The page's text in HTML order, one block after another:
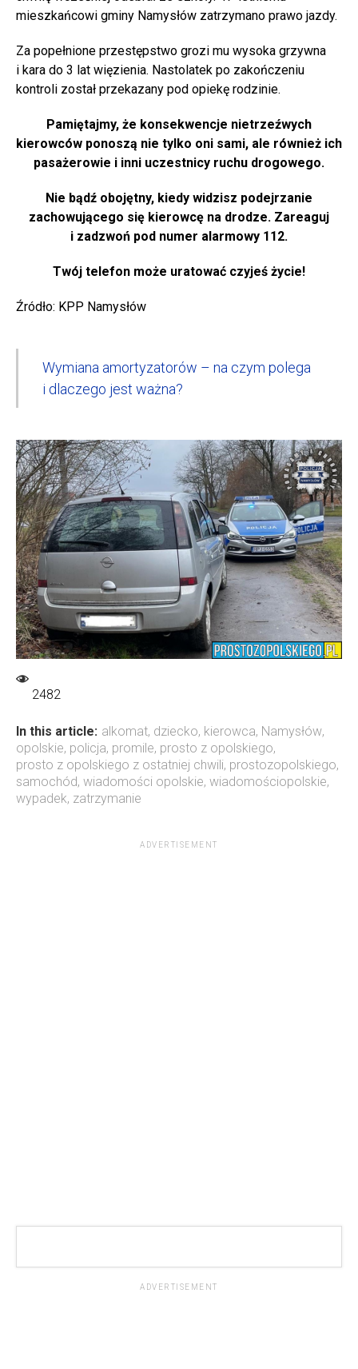
mieszkańcowi gminy Namysłów zatrzymano prawo jazdy.
Za popełnione przestępstwo grozi mu wysoka grzywna
i kara do 3 lat więzienia. Nastolatek po zakończeniu
kontroli został przekazany pod opiekę rodzinie.
Pamiętajmy, że konsekwencje nietrzeźwych
kierowców ponoszą nie tylko oni sami, ale również ich
pasażerowie i inni uczestnicy ruchu drogowego.
Nie bądź obojętny, kiedy widzisz podejrzanie
zachowującego się kierowcę na drodze. Zareaguj
i zadzwoń pod numer alarmowy 112.
Twój telefon może uratować czyjeś życie!
Źródło: KPP Namysłów
Wymiana amortyzatorów – na czym polega
i dlaczego jest ważna?
2482
In this article: alkomat, dziecko, kierowca, Namysłów,
opolskie, policja, promile, prosto z opolskiego,
prosto z opolskiego z ostatniej chwili, prostozopolskiego,
samochód, wiadomości opolskie, wiadomościopolskie,
wypadek, zatrzymanie
ADVERTISEMENT
ADVERTISEMENT